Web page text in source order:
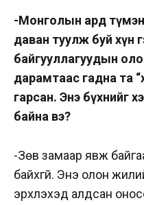
-Монголын ард
даван туулж буй хүн
байгууллагуудын
дарамтаас гадна та
гарсан. Энэ бүхнийг
байна вэ?
-Зөв замаар явж
байхгүй. Энэ олон
эрхлэхэд алдсан